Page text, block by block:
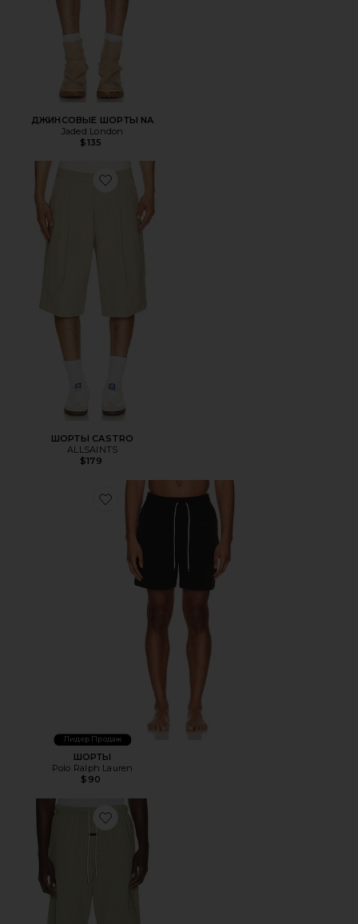
ДЖИНСОВЫЕ ШОРТЫ NA
Jaded London
$135
Favorite ШОРТЫ CASTRO
ШОРТЫ CASTRO
ALLSAINTS
$179
Favorite ШОРТЫ
Лидер Продаж
ШОРТЫ
Polo Ralph Lauren
$90
Favorite ШОРТЫ 90'S